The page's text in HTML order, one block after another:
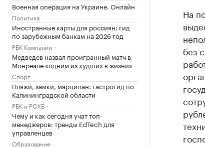
Военная операция на Украине. Онлайн
Политика
Иностранные карты для россиян: гид
по зарубежным банкам на 2026 год
РБК Компании
Медведев назвал проигранный матч в
Монреале «одним из худших в жизни»
Спорт
Пляжи, замки, марципан: гастрогид по
Калининградской области
РБК и РСХБ
Чему и как сегодня учат топ-
менеджеров: тренды EdTech для
управленцев
Образование
На
без